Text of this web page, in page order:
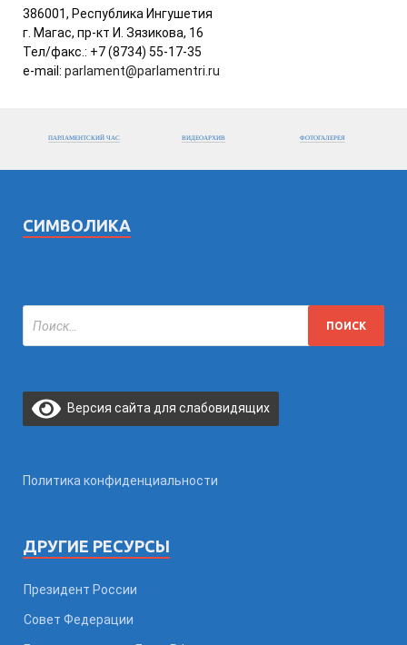
386001, Республика Ингушетия
г. Магас, пр-кт И. Зязикова, 16
Тел/факс.: +7 (8734) 55-17-35
e-mail: parlament@parlamentri.ru
ПАРЛАМЕНТСКИЙ ЧАС ВИДЕОАРХИВ ФОТОГАЛЕРЕЯ
СИМВОЛИКА
Версия сайта для слабовидящих
Политика конфиденциальности
ДРУГИЕ РЕСУРСЫ
Президент России
Совет Федерации